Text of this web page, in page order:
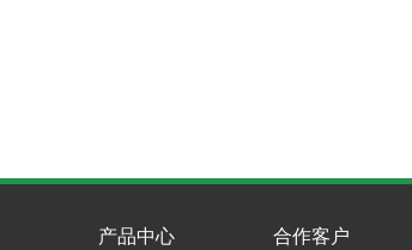
产品中心 合作客户